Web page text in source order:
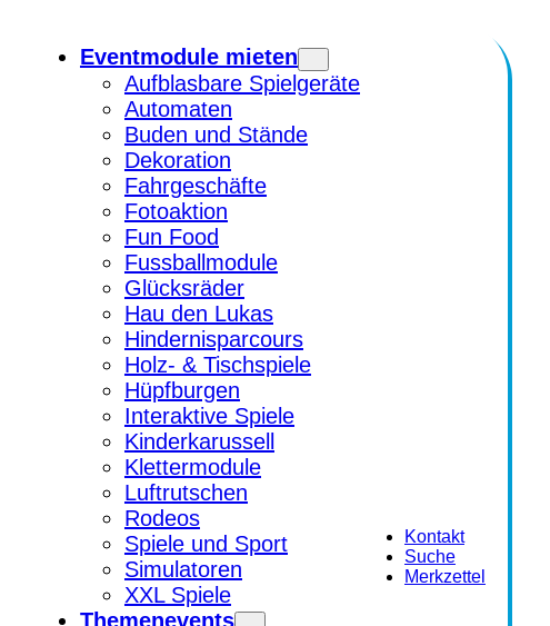
Eventmodule mieten
Aufblasbare Spielgeräte
Automaten
Buden und Stände
Dekoration
Fahrgeschäfte
Fotoaktion
Fun Food
Fussballmodule
Glücksräder
Hau den Lukas
Hindernisparcours
Holz- & Tischspiele
Hüpfburgen
Interaktive Spiele
Kinderkarussell
Klettermodule
Luftrutschen
Rodeos
Spiele und Sport
Simulatoren
XXL Spiele
Themenevents
Kontakt
Suche
Merkzettel